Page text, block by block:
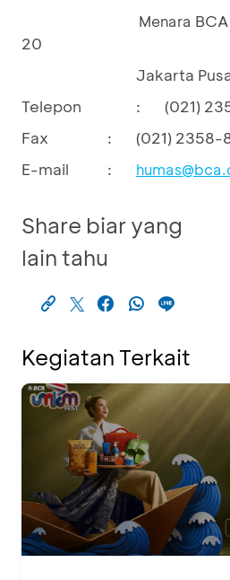
Menara
20
Jakarta
Telepon
:
(021)
Fax
:
(021) 2358-
E-mail
:
Share biar yang
lain tahu
Kegiatan Terkait